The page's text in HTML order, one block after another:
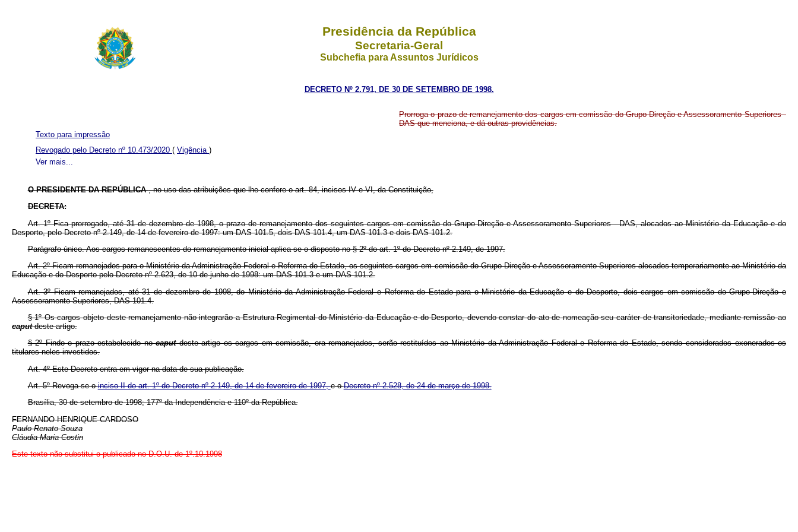
Presidência da República
Secretaria-Geral
Subchefia para Assuntos Jurídicos
DECRETO Nº 2.791, DE 30 DE SETEMBRO DE 1998.
Prorroga o prazo de remanejamento dos cargos em comissão do Grupo-Direção e Assessoramento Superiores -
DAS que menciona, e dá outras providências.
Ver mais...
Texto para impressão
Revogado pelo Decreto nº 10.473/2020 ( Vigência )
O PRESIDENTE DA REPÚBLICA, no uso das atribuições que lhe confere o art. 84, incisos IV e VI, da Constituição,
DECRETA:
Art. 1º Fica prorrogado, até 31 de dezembro de 1998, o prazo de remanejamento dos seguintes cargos em comissão do Grupo-Direção e Assessoramento Superiores - DAS, alocados ao Ministério da Educação e do
Desporto, pelo Decreto nº 2.149, de 14 de fevereiro de 1997: um DAS 101.5, dois DAS 101.4, um DAS 101.3 e dois DAS 101.2.
Parágrafo único. Aos cargos remanescentes do remanejamento inicial aplica-se o disposto no § 2º do art. 1º do Decreto nº 2.149, de 1997.
Art. 2º Ficam remanejados para o Ministério da Administração Federal e Reforma do Estado, os seguintes cargos em comissão do Grupo-Direção e Assessoramento Superiores alocados temporariamente ao Ministério da
Educação e do Desporto pelo Decreto nº 2.623, de 10 de junho de 1998: um DAS 101.3 e um DAS 101.2.
Art. 3º Ficam remanejados, até 31 de dezembro de 1998, do Ministério da Administração Federal e Reforma do Estado para o Ministério da Educação e do Desporto, dois cargos em comissão do Grupo-Direção e
Assessoramento Superiores, DAS 101.4.
§ 1º Os cargos objeto deste remanejamento não integrarão a Estrutura Regimental do Ministério da Educação e do Desporto, devendo constar do ato de nomeação seu caráter de transitoriedade, mediante remissão ao
caputdeste artigo.
§ 2º Findo o prazo estabelecido nocaputdeste artigo os cargos em comissão, ora remanejados, serão restituídos ao Ministério da Administração Federal e Reforma do Estado, sendo considerados exonerados os
titulares neles investidos.
Art. 4º Este Decreto entra em vigor na data de sua publicação.
Art. 5º Revoga-se oinciso II do art. 1º do Decreto nº 2.149, de 14 de fevereiro de 1997,e oDecreto nº 2.528, de 24 de março de 1998.
Brasília, 30 de setembro de 1998; 177º da Independência e 110º da República.
FERNANDO HENRIQUE CARDOSO
Paulo Renato Souza
Cláudia Maria Costin
Este texto não substitui o publicado no D.O.U. de 1º.10.1998